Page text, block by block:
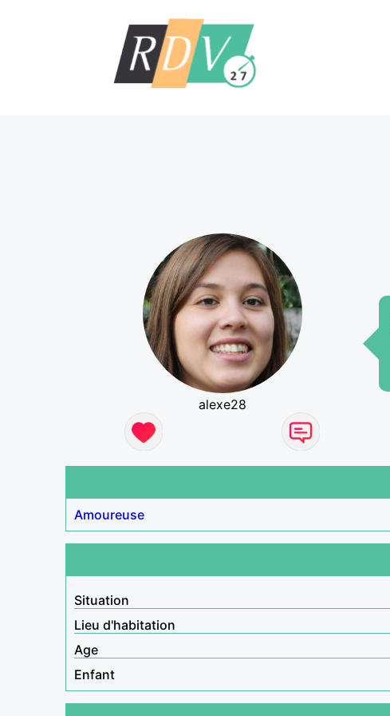
alexe28
Amoureuse
Situation
Lieu d'habitation
Age
Enfant